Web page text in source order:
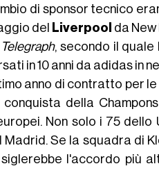
di sponsor tecnico
del
Liverpool da
Telegraph, secondo il
in 10 anni da adidas in
anno di contratto per
della
Non solo i 75 dello
Madrid. Se la squadra di
l'accordo più